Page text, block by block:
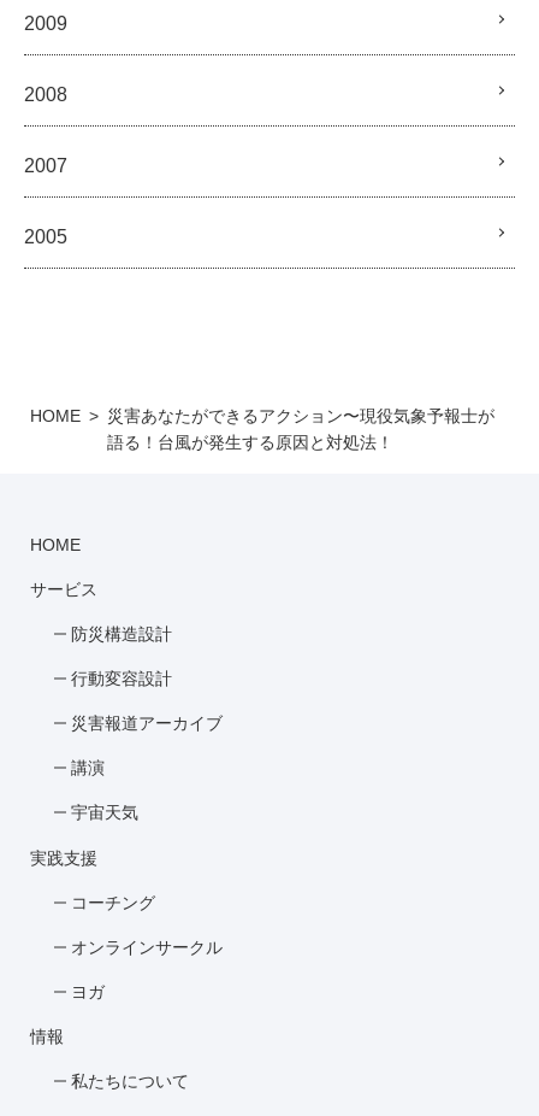
2009
2008
2007
2005
HOME
災害あなたができるアクション〜現役気象予報士が
語る！台風が発生する原因と対処法！
HOME
サービス
防災構造設計
行動変容設計
災害報道アーカイブ
講演
宇宙天気
実践支援
コーチング
オンラインサークル
ヨガ
情報
私たちについて